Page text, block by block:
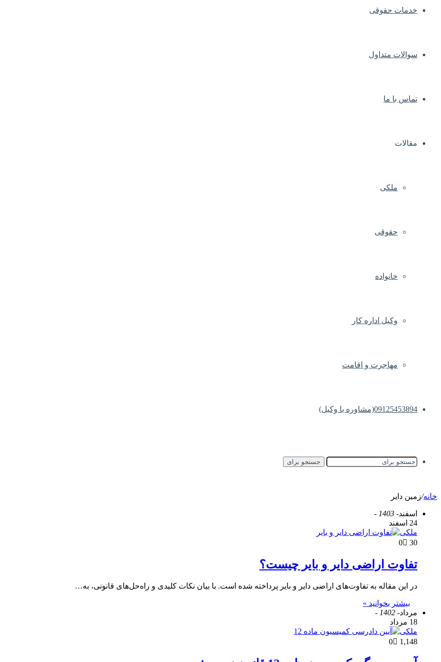
خدمات حقوقی
سوالات متداول
تماس با ما
مقالات
ملکی
حقوقی
خانواده
وکیل اداره کار
مهاجرت و اقامت
09125453894(مشاوره با وکیل)
جستجو برای
خانه/زمین دایر
اسفند- 1403 -
24 اسفند
ملکی
0
30
تفاوت اراضی دایر و بایر چیست؟
در این مقاله به تفاوت‌های اراضی دایر و بایر پرداخته شده است. با بیان نکات کلیدی و راه‌حل‌های قانونی، به…
بیشتر بخوانید »
مرداد- 1402 -
18 مرداد
ملکی
0
1,148